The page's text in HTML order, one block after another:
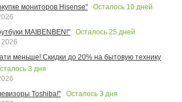
мониторов Hisense"
Осталось 10 дней
MAIBENBEN!"
Осталось 25 дней
меньше! Скидки до 20% на бытовую технику
3 дня
Toshiba!"
Осталось 3 дня